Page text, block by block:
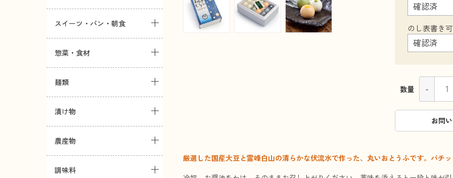
のし表書き
数量 -
お問
厳選した国産大豆と霊峰白山の清らかな伏流水で作った、丸いおとうふです。パチ
スイーツ・パン・朝食
惣菜・食材
麺類
漬け物
農産物
調味料